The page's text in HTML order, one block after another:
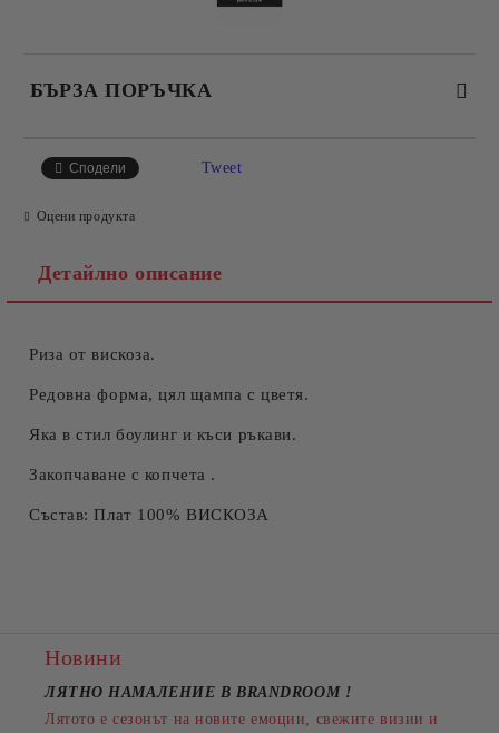
БЪРЗА ПОРЪЧКА
Съгласен съм с
Ние ще се свържем с вас в рамките на работния ден.
Сподели Tweet
Оцени продукта
Детайлно описание
Риза от вискоза.
Редовна форма, цял щампа с цветя.
Яка в стил боулинг и къси ръкави.
Закопчаване с копчета .
Състав: Плат 100% ВИСКОЗА
Новини
ЛЯТНО НАМАЛЕНИЕ В BRANDROOM !
Лятото е сезонът на новите емоции, свежите визии и